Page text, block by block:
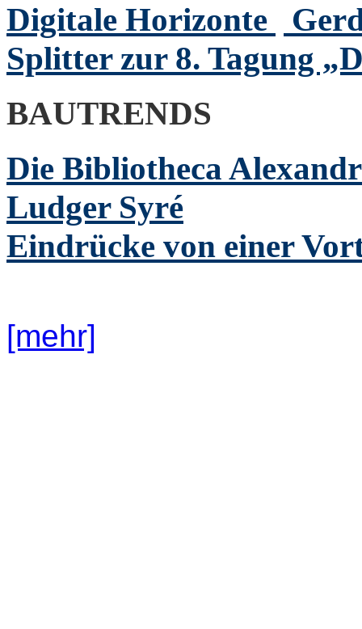
Digitale Horizonte
Splitter zur 8. Tagung
BAUTRENDS
Die Bibliotheca
Ludger Syré
Eindrücke von einer
[mehr]